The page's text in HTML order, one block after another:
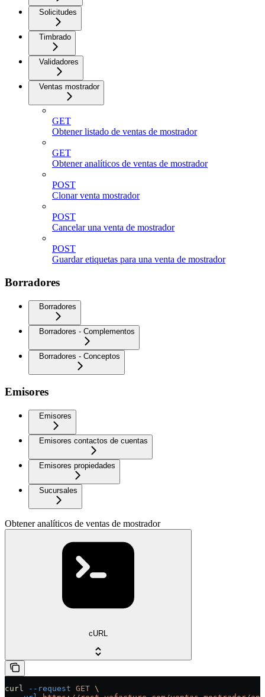
Solicitudes
Timbrado
Validadores
Ventas mostrador
GET
Obtener listado de ventas de mostrador
GET
Obtener analíticos de ventas de mostrador
POST
Clonar venta mostrador
POST
Cancelar una venta de mostrador
POST
Guardar etiquetas para una venta de mostrador
Borradores
Borradores
Borradores - Complementos
Borradores - Conceptos
Emisores
Emisores
Emisores contactos de cuentas
Emisores propiedades
Sucursales
Obtener analíticos de ventas de mostrador
cURL
curl --request GET \